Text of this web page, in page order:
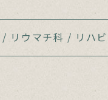
/ リウマチ科 / リハ